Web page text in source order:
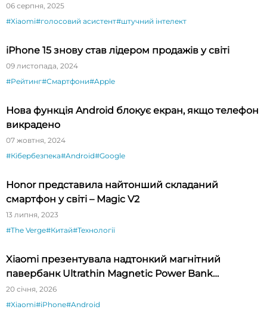
06 серпня, 2025
#Xiaomi#голосовий асистент#штучний інтелект
iPhone 15 знову став лідером продажів у світі
09 листопада, 2024
#Рейтинг#Смартфони#Apple
Нова функція Android блокує екран, якщо телефон
викрадено
07 жовтня, 2024
#Кібербезпека#Android#Google
Honor представила найтонший складаний
смартфон у світі – Magic V2
13 липня, 2023
#The Verge#Китай#Технології
Xiaomi презентувала надтонкий магнітний
павербанк Ultrathin Magnetic Power Bank
товщиною всього 6 мм
20 січня, 2026
#Xiaomi#iPhone#Android